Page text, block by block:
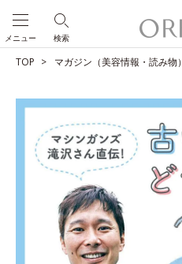
検索
メニュー
TOP マガジン（美容情報・読み物）